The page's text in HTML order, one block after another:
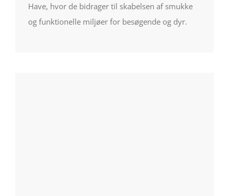
Have, hvor de bidrager til skabelsen af smukke
og funktionelle miljøer for besøgende og dyr.